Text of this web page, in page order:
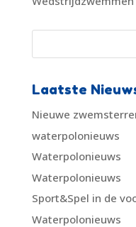
Laatste
Nieuwe
waterpolonieuws
Waterpolonieuws
Waterpolonieuws
Sport&Spel in de
Waterpolonieuws